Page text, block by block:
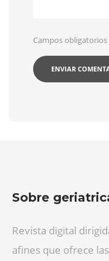
Campos obligatorios
Sobre
Revista digital
afines que ofrece